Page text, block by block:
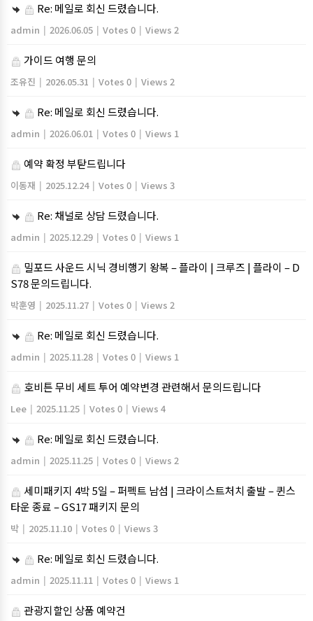
Re: 메일로 회신 드렸습니다.
admin | 2026.06.05 | Votes 0 | Views 2
가이드 여행 문의
조유진 | 2026.05.31 | Votes 0 | Views 2
Re: 메일로 회신 드렸습니다.
admin | 2026.06.01 | Votes 0 | Views 1
예약 확정 부탇드립니다
이동재 | 2025.12.24 | Votes 0 | Views 3
Re: 채널로 상담 드렸습니다.
admin | 2025.12.29 | Votes 0 | Views 1
밀포드 사운드 시닉 경비행기 왕복 – 플라이 | 크루즈 | 플라이 – D
S78 문의드립니다.
박훈영 | 2025.11.27 | Votes 0 | Views 2
Re: 메일로 회신 드렸습니다.
admin | 2025.11.28 | Votes 0 | Views 1
호비튼 무비 세트 투어 예약변경 관련해서 문의드립니다
Lee | 2025.11.25 | Votes 0 | Views 4
Re: 메일로 회신 드렸습니다.
admin | 2025.11.25 | Votes 0 | Views 2
세미패키지 4박 5일 – 퍼펙트 남섬 | 크라이스트처치 출발 – 퀸스
타운 종료 – GS17 패키지 문의
박 | 2025.11.10 | Votes 0 | Views 3
Re: 메일로 회신 드렸습니다.
admin | 2025.11.11 | Votes 0 | Views 1
관광지할인 상품 예약건